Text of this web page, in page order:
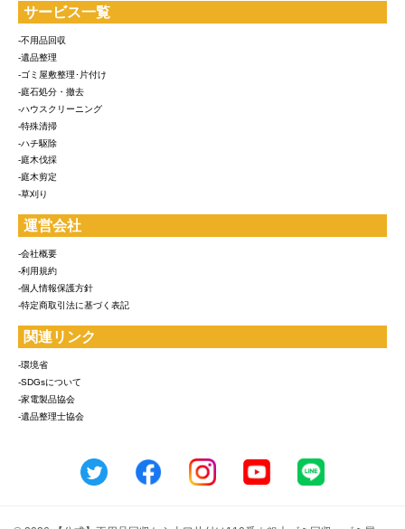
サービス一覧
-不用品回収
-遺品整理
-ゴミ屋敷整理･片付け
-庭石処分・撤去
-ハウスクリーニング
-特殊清掃
-ハチ駆除
-庭木伐採
-庭木剪定
-草刈り
運営会社
-会社概要
-利用規約
-個人情報保護方針
-特定商取引法に基づく表記
関連リンク
-環境省
-SDGsについて
-家電製品協会
-遺品整理士協会